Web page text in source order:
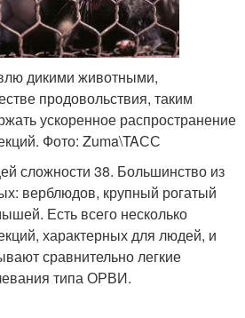
дикими животными,
продовольствия, таким
ускоренное распространение
Фото: Zuma\TAСС
сложности 38. Большинство из
верблюдов, крупный рогатый
Есть всего несколько
характерных для людей, и
сравнительно легкие
типа ОРВИ.